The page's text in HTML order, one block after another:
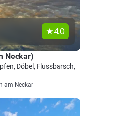
4.0
Neckar)
Döbel, Flussbarsch,
am Neckar